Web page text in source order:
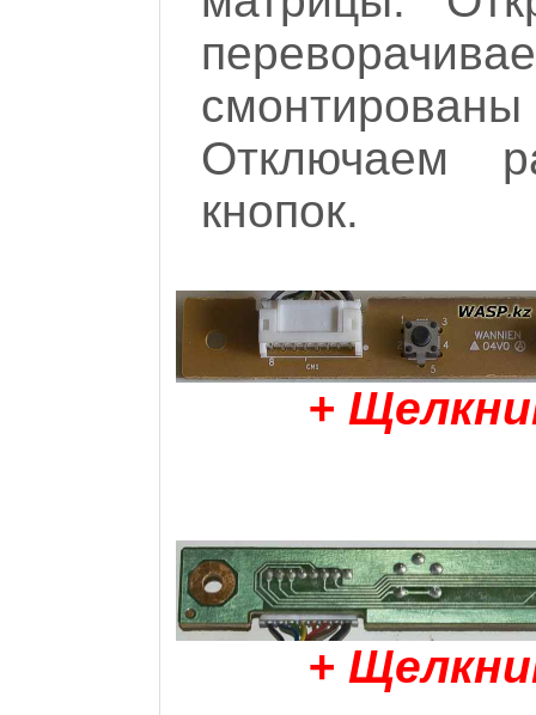
Отключаем
кнопок.
+
+